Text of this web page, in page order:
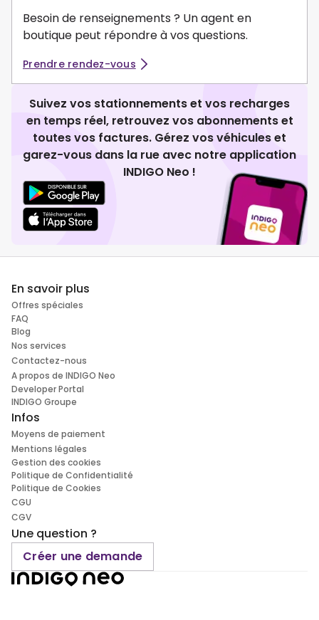
Besoin de renseignements ? Un agent en
boutique peut répondre à vos questions.
Prendre rendez-vous
Suivez vos stationnements et vos recharges
en temps réel, retrouvez vos abonnements et
toutes vos factures. Gérez vos véhicules et
garez-vous dans la rue avec notre application
INDIGO Neo !
En savoir plus
Offres spéciales
FAQ
Blog
Nos services
Contactez-nous
A propos de INDIGO Neo
Developer Portal
INDIGO Groupe
Infos
Moyens de paiement
Mentions légales
Gestion des cookies
Politique de Confidentialité
Politique de Cookies
CGU
CGV
Une question ?
Créer une demande